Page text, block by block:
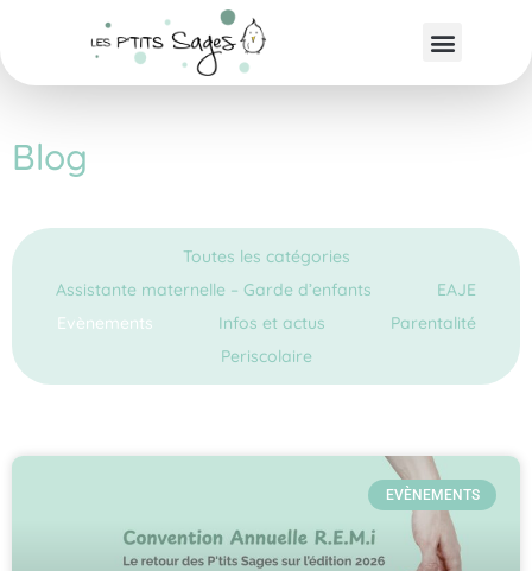
Blog
Toutes les catégories
Assistante maternelle – Garde d’enfants
EAJE
Evènements
Infos et actus
Parentalité
Periscolaire
EVÈNEMENTS